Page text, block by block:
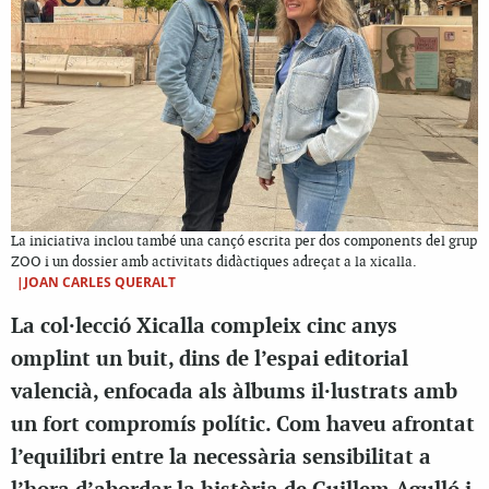
La iniciativa inclou també una cançó escrita per dos components del grup
ZOO i un dossier amb activitats didàctiques adreçat a la xicalla.
|JOAN CARLES QUERALT
La col·lecció Xicalla compleix cinc anys
omplint un buit, dins de l’espai editorial
valencià, enfocada als àlbums il·lustrats amb
un fort compromís polític. Com haveu afrontat
l’equilibri entre la necessària sensibilitat a